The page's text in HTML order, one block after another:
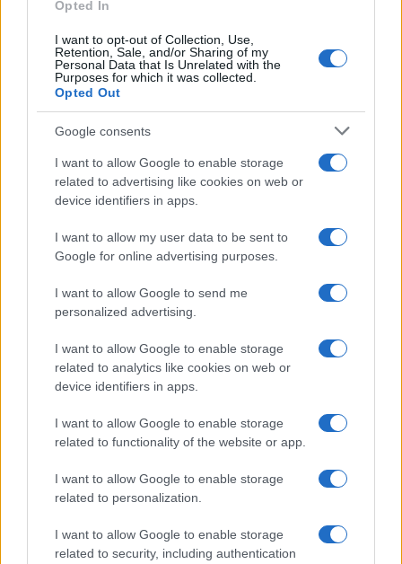
Opted In
I want to opt-out of Collection, Use,
Retention, Sale, and/or Sharing of my
Personal Data that Is Unrelated with the
Purposes for which it was collected.
Opted Out
Google consents
I want to allow Google to enable storage
related to advertising like cookies on web or
device identifiers in apps.
I want to allow my user data to be sent to
Google for online advertising purposes.
I want to allow Google to send me
personalized advertising.
I want to allow Google to enable storage
related to analytics like cookies on web or
device identifiers in apps.
I want to allow Google to enable storage
related to functionality of the website or app.
I want to allow Google to enable storage
related to personalization.
I want to allow Google to enable storage
related to security, including authentication